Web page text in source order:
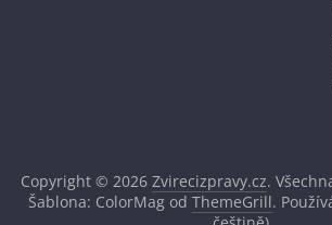
Copyright © 2026 Zvirecizpravy.cz.
Šablona: ColorMag od ThemeGrill.